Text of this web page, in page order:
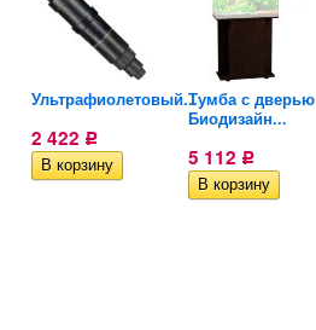
Ультрафиолетовый...
2 422 Р
Тумба с дверью
Биодизайн...
5 112 Р